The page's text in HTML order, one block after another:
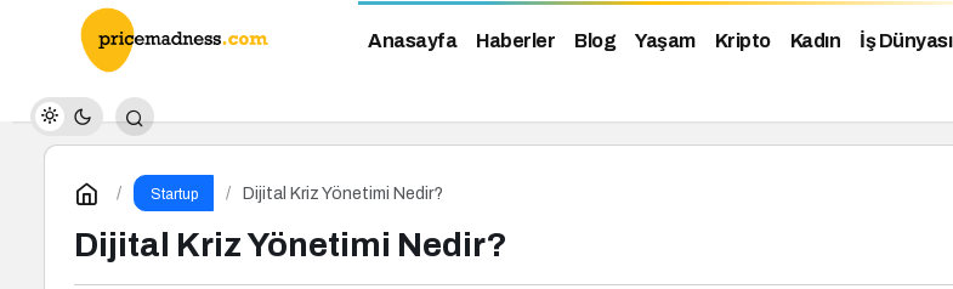
Anasayfa Haberler Blog Yaşam Kripto Kadın İş Dünyası
Startup Dijital Kriz Yönetimi Nedir?
Dijital Kriz Yönetimi Nedir?